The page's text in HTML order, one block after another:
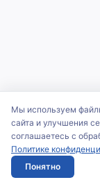
Мы используем
сайта и улучшения
соглашаетесь с
Политике
Понятно